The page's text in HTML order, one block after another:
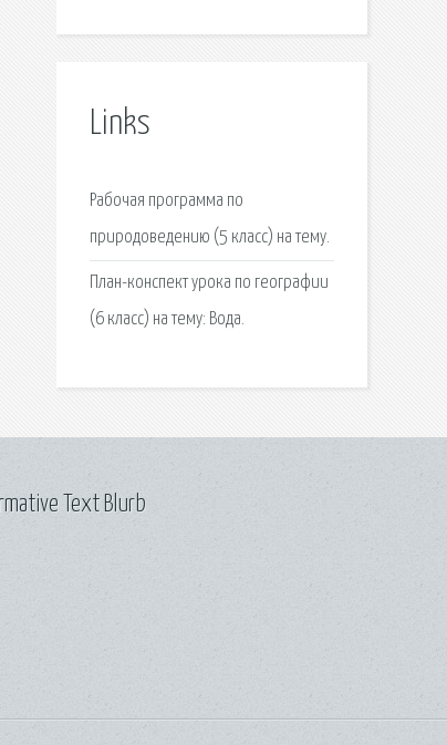
Links
Рабочая программа по
природоведению (5 класс) на тему.
План-конспект урока по географии
(6 класс) на тему: Вода.
Text Blurb